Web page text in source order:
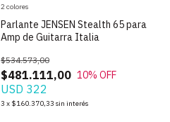
Parlante JENSEN Stealth 65 para
Amp de Guitarra Italia
$481.111,00
$534.573,00
10% OFF
USD 322
3 x $160.370,33 sin interés
2 colores